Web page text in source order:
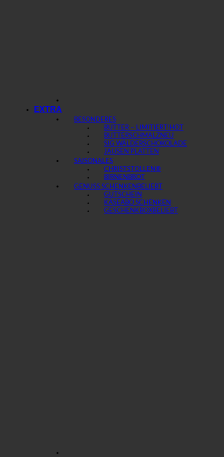
EXTRA
BESONDERES
BUTTER – LIMITIERT!
BUTTERSCHMALZ
SIG WÄLDERSCHOKOLADE
JAUSEN PLATTEN
SAISONALES
CHRISTSTOLLEN®
BIRNENBROT
GENUSS SCHENKEN
GUTSCHEIN
KÄSEABO SCHENKEN
GESCHENKBOX